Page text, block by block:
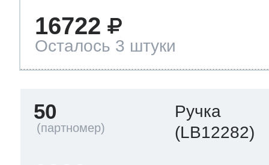
16722
Осталось 3 штуки
50
Ручка
(LB12282)